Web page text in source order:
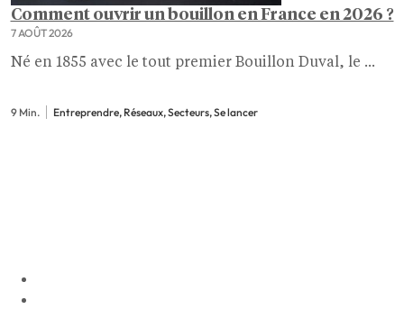
Comment ouvrir un bouillon en France en 2026 ?
7 AOÛT 2026
Né en 1855 avec le tout premier Bouillon Duval, le ...
9 Min. Entreprendre, Réseaux, Secteurs, Se lancer